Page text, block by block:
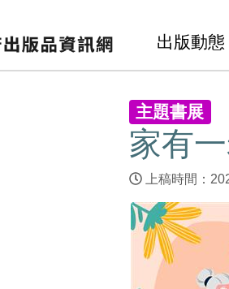
出版動態
主題書展
家有
上稿時間：